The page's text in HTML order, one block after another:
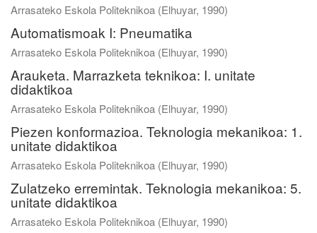
Arrasateko Eskola Politeknikoa (Elhuyar, 1990)
Automatismoak I: Pneumatika
Arrasateko Eskola Politeknikoa (Elhuyar, 1990)
Arauketa. Marrazketa teknikoa: I. unitate
didaktikoa
Arrasateko Eskola Politeknikoa (Elhuyar, 1990)
Piezen konformazioa. Teknologia mekanikoa: 1.
unitate didaktikoa
Arrasateko Eskola Politeknikoa (Elhuyar, 1990)
Zulatzeko erremintak. Teknologia mekanikoa: 5.
unitate didaktikoa
Arrasateko Eskola Politeknikoa (Elhuyar, 1990)